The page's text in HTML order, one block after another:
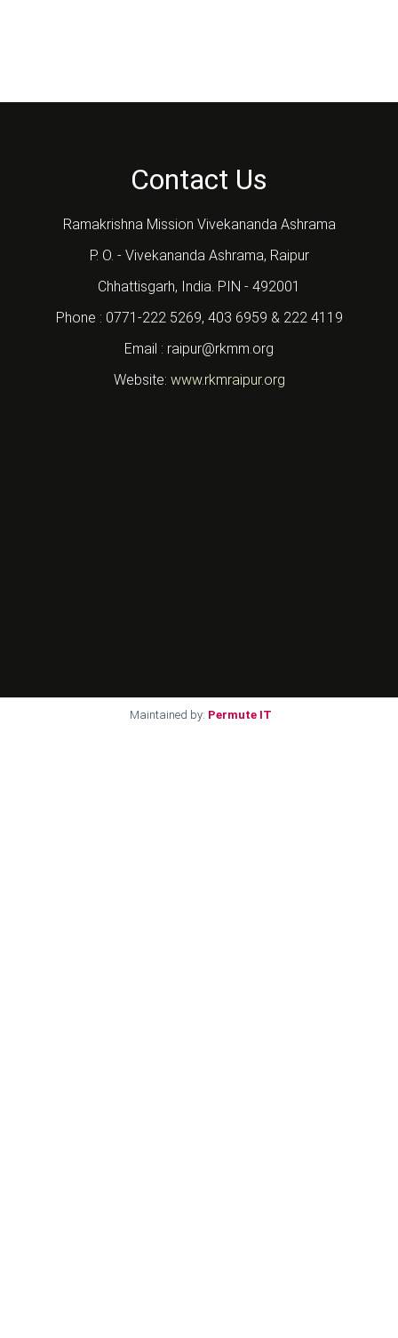
Contact Us
Ramakrishna Mission Vivekananda Ashrama
P. O. - Vivekananda Ashrama, Raipur
Chhattisgarh, India. PIN - 492001
Phone : 0771-222 5269, 403 6959 & 222 4119
Email : raipur@rkmm.org
Website: www.rkmraipur.org
Maintained by: Permute IT